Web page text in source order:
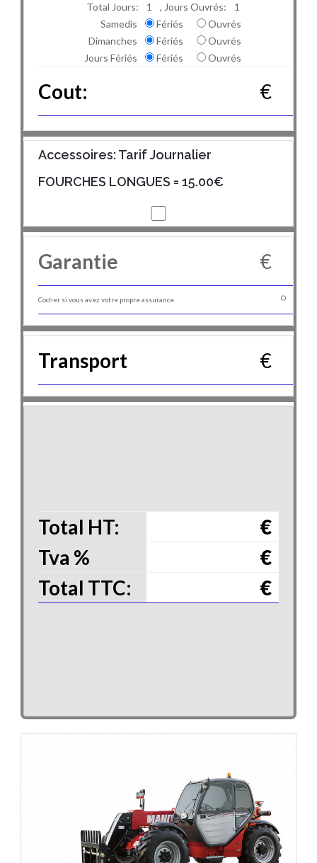
Total Jours: 1 , Jours Ouvrés:
1
Samedis
Fériés
Ouvrés
Dimanches
Fériés
Ouvrés
Jours Fériés
Fériés Ouvrés
Cout: €
Accessoires: Tarif Journalier
FOURCHES LONGUES = 15.00€
Garantie €
Cocher si vous avez votre propre assurance
Transport €
Total HT:
€
Tva %
€
Total TTC:
€